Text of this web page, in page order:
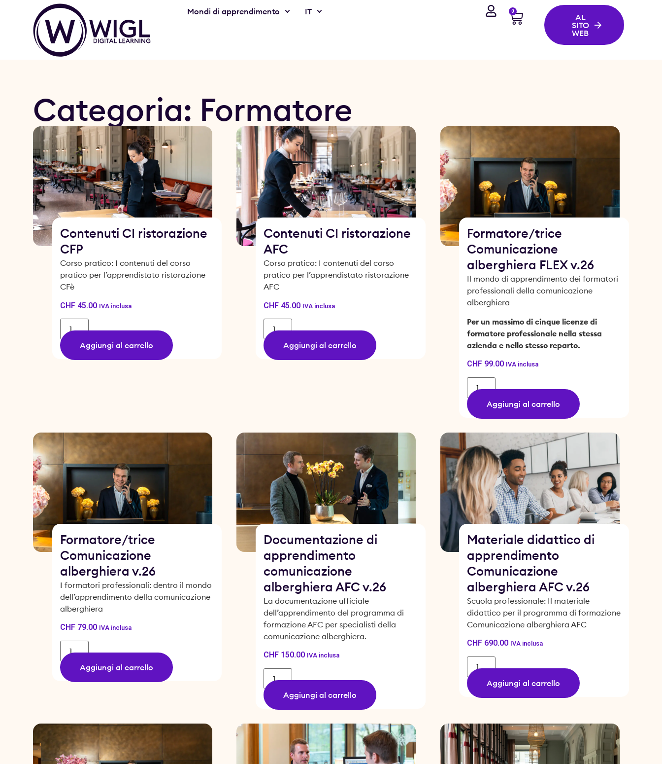
Mondi di apprendimento IT 0
AL
SITO
WEB
Categoria: Formatore
Contenuti CI ristorazione
CFP
Corso pratico: I contenuti del corso
pratico per l’apprendistato ristorazione
CFè
CHF45.00 IVA inclusa
Aggiungi al carrello
Contenuti CI ristorazione
AFC
Corso pratico: I contenuti del corso
pratico per l’apprendistato ristorazione
AFC
CHF45.00 IVA inclusa
Aggiungi al carrello
Formatore/trice
Comunicazione
alberghiera FLEX v.26
Il mondo di apprendimento dei formatori
professionali della comunicazione
alberghiera
Per un massimo di cinque licenze di
formatore professionale nella stessa
azienda e nello stesso reparto.
CHF99.00 IVA inclusa
Aggiungi al carrello
Formatore/trice
Comunicazione
alberghiera v.26
I formatori professionali: dentro il mondo
dell’apprendimento della comunicazione
alberghiera
CHF79.00 IVA inclusa
Aggiungi al carrello
Documentazione di
apprendimento
comunicazione
alberghiera AFC v.26
La documentazione ufficiale
dell’apprendimento del programma di
formazione AFC per specialisti della
comunicazione alberghiera.
CHF150.00 IVA inclusa
Aggiungi al carrello
Materiale didattico di
apprendimento
Comunicazione
alberghiera AFC v.26
Scuola professionale: Il materiale
didattico per il programma di formazione
Comunicazione alberghiera AFC
CHF690.00 IVA inclusa
Aggiungi al carrello